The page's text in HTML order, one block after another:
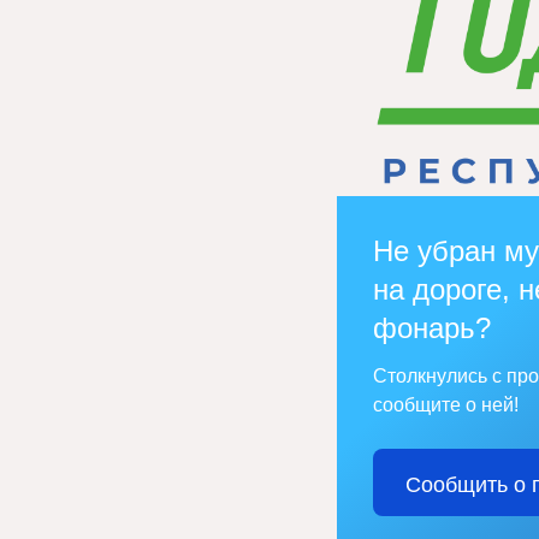
Не убран
на дороге,
фонарь?
Столкнулись с
сообщите о ней!
Сообщить о